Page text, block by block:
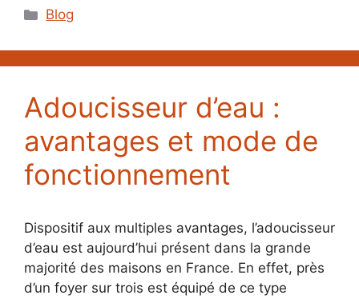
Catégories
Blog
Adoucisseur d’eau :
avantages et mode de
fonctionnement
Dispositif aux multiples avantages, l’adoucisseur
d’eau est aujourd’hui présent dans la grande
majorité des maisons en France. En effet, près
d’un foyer sur trois est équipé de ce type